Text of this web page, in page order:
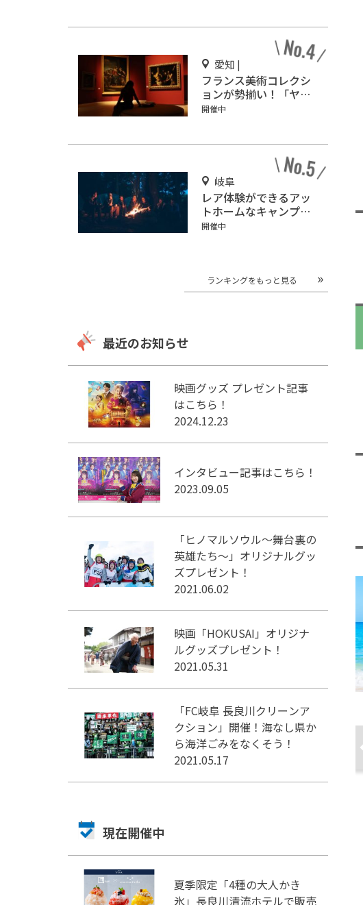
愛知 |
フランス美術コレクシ
ョンが勢揃い！「ヤマ
ザキマザック美術館」
開催中
岐阜
レア体験ができるアッ
トホームなキャンプ場
「ネイチャーランドか
開催中
ランキングをもっと見る
最近のお知らせ
映画グッズ プレゼント記事
はこちら！
2024.12.23
インタビュー記事はこちら！
2023.09.05
「ヒノマルソウル～舞台裏の
英雄たち～」オリジナルグッ
ズプレゼント！
2021.06.02
映画「HOKUSAI」オリジナ
ルグッズプレゼント！
2021.05.31
「FC岐阜 長良川クリーンア
クション」開催！海なし県か
ら海洋ごみをなくそう！
2021.05.17
現在開催中
夏季限定「4種の大人かき
氷」長良川清流ホテルで販売